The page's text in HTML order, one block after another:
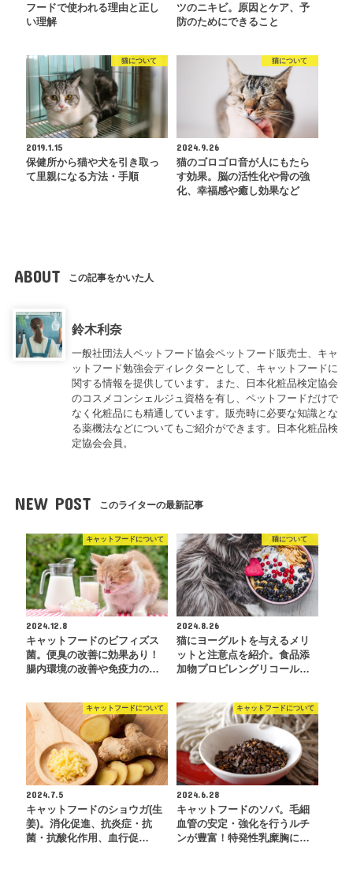
フードで使われる理由と正し
い理解
ツのニキビ。原因とケア、予
防のためにできること
猫について
2019.1.15
保健所から猫や犬を引き取っ
て里親になる方法・手順
猫について
2024.9.26
猫のゴロゴロ音が人にもたら
す効果。脳の活性化や骨の強
化、幸福感や癒し効果など
ABOUT この記事をかいた人
鈴木利奈
一般社団法人ペットフード協会ペットフード販売士、キャ
ットフード勉強会ディレクターとして、キャットフードに
関する情報を提供しています。また、日本化粧品検定協会
のコスメコンシェルジュ資格を有し、ペットフードだけで
なく化粧品にも精通しています。販売時に必要な知識とな
る薬機法などについてもご紹介ができます。日本化粧品検
定協会会員。
NEW POST このライターの最新記事
キャットフードについて
2024.12.8
キャットフードのビフィズス
菌。便臭の改善に効果あり！
腸内環境の改善や免疫力の…
猫について
2024.8.26
猫にヨーグルトを与えるメリ
ットと注意点を紹介。食品添
加物プロピレングリコール…
キャットフードについて
2024.7.5
キャットフードのショウガ(生
姜)。消化促進、抗炎症・抗
菌・抗酸化作用、血行促…
キャットフードについて
2024.6.28
キャットフードのソバ。毛細
血管の安定・強化を行うルチ
ンが豊富！特発性乳糜胸に…